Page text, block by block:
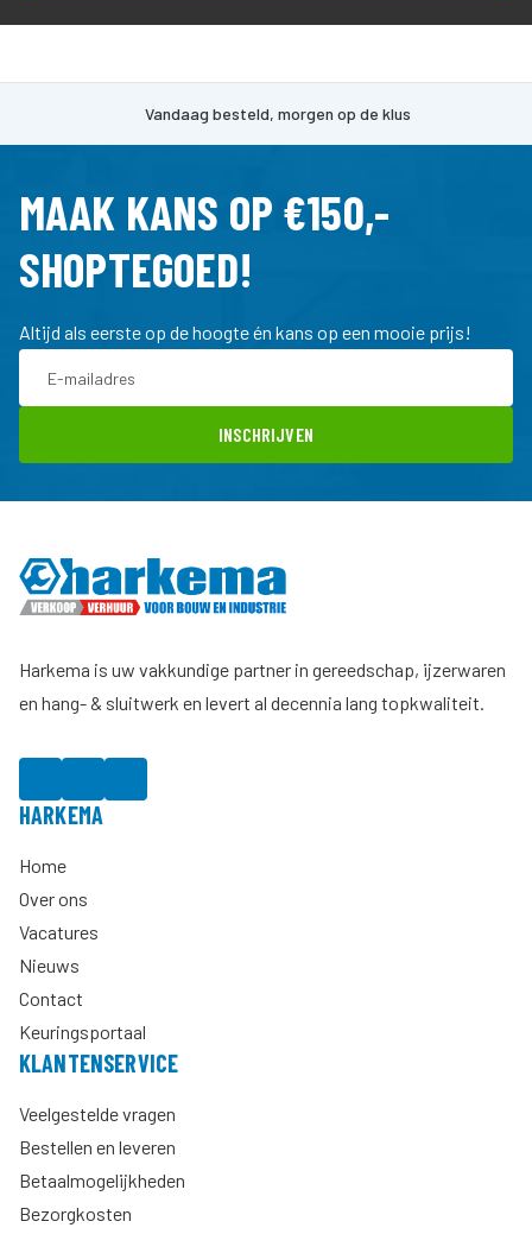
Vandaag besteld, morgen op de klus
MAAK KANS OP €150,-
SHOPTEGOED!
Altijd als eerste op de hoogte én kans op een mooie prijs!
INSCHRIJVEN
Harkema is uw vakkundige partner in gereedschap, ijzerwaren
en hang- & sluitwerk en levert al decennia lang topkwaliteit.
HARKEMA
Home
Over ons
Vacatures
Nieuws
Contact
Keuringsportaal
KLANTENSERVICE
Veelgestelde vragen
Bestellen en leveren
Betaalmogelijkheden
Bezorgkosten